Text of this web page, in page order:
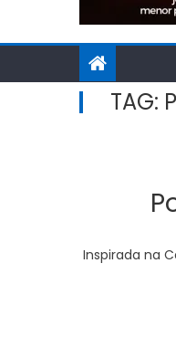
TAG:
Inspirada na